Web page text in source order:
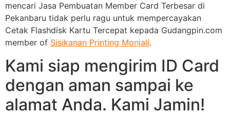
mencari Jasa Pembuatan Member Card Terbesar di
Pekanbaru tidak perlu ragu untuk mempercayakan
Cetak Flashdisk Kartu Tercepat kepada Gudangpin.com
member of Sisikanan Printing Monjali.
Kami siap mengirim ID Card
dengan aman sampai ke
alamat Anda. Kami Jamin!